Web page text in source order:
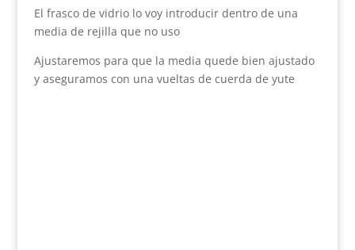
El frasco de vidrio lo voy introducir dentro de una
media de rejilla que no uso
Ajustaremos para que la media quede bien ajustado
y aseguramos con una vueltas de cuerda de yute